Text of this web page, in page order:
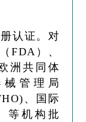
认证。对
FDA）、
洲共同体
械管理局
、国际
等机构批